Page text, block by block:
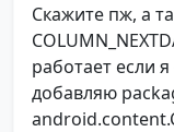
Скажите пж, а
работает если
добавляю